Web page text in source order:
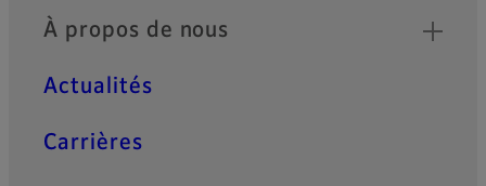
À propos de nous
Actualités
Carrières